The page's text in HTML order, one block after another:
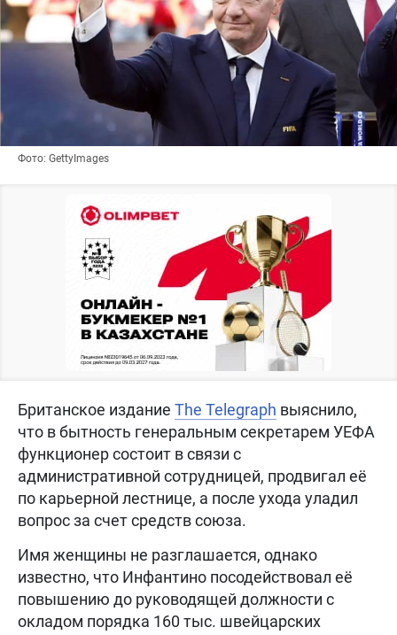
Фото: GettyImages
Британское издание The Telegraph выяснило,
что в бытность генеральным секретарем УЕФА
функционер состоит в связи с
административной сотрудницей, продвигал её
по карьерной лестнице, а после ухода уладил
вопрос за счет средств союза.
Имя женщины не разглашается, однако
известно, что Инфантино посодействовал её
повышению до руководящей должности с
окладом порядка 160 тыс. швейцарских